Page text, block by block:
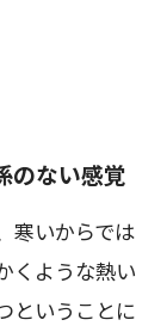
のない感覚
寒いからでは
くような熱い
ということに